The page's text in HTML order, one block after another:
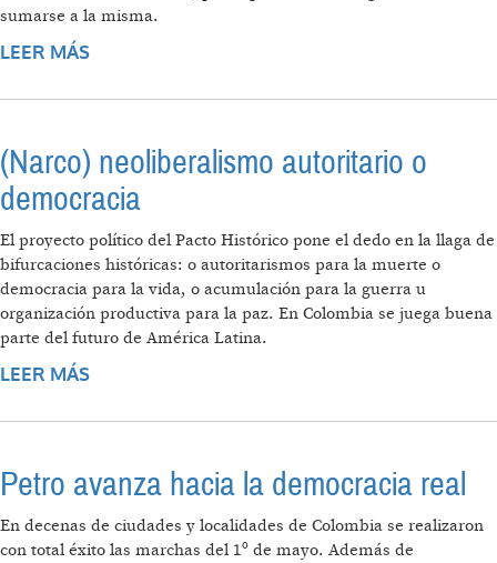
sumarse a la misma.
LEER MÁS
(Narco) neoliberalismo autoritario o
democracia
El proyecto político del Pacto Histórico pone el dedo en la llaga de
bifurcaciones históricas: o autoritarismos para la muerte o
democracia para la vida, o acumulación para la guerra u
organización productiva para la paz. En Colombia se juega buena
parte del futuro de América Latina.
LEER MÁS
Petro avanza hacia la democracia real
En decenas de ciudades y localidades de Colombia se realizaron
con total éxito las marchas del 1º de mayo. Además de